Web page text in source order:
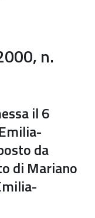
n.
il 6
da
di Mariano